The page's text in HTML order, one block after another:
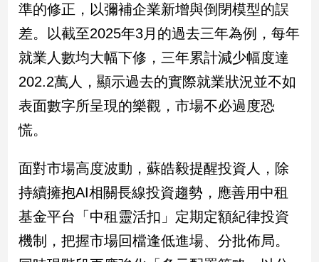
準的修正，以彌補企業新增與倒閉模型的誤
差。以截至2025年3月的過去三年為例，每年
就業人數均大幅下修，三年累計減少幅度達
202.2萬人，顯示過去的實際就業狀況並不如
表面數字所呈現的樂觀，市場不必過度恐
慌。
面對市場高度波動，蘇皓毅提醒投資人，除
持續擁抱AI相關長線投資趨勢，應善用中租
基金平台「中租靈活扣」定期定額紀律投資
機制，把握市場回檔逢低進場、分批佈局。